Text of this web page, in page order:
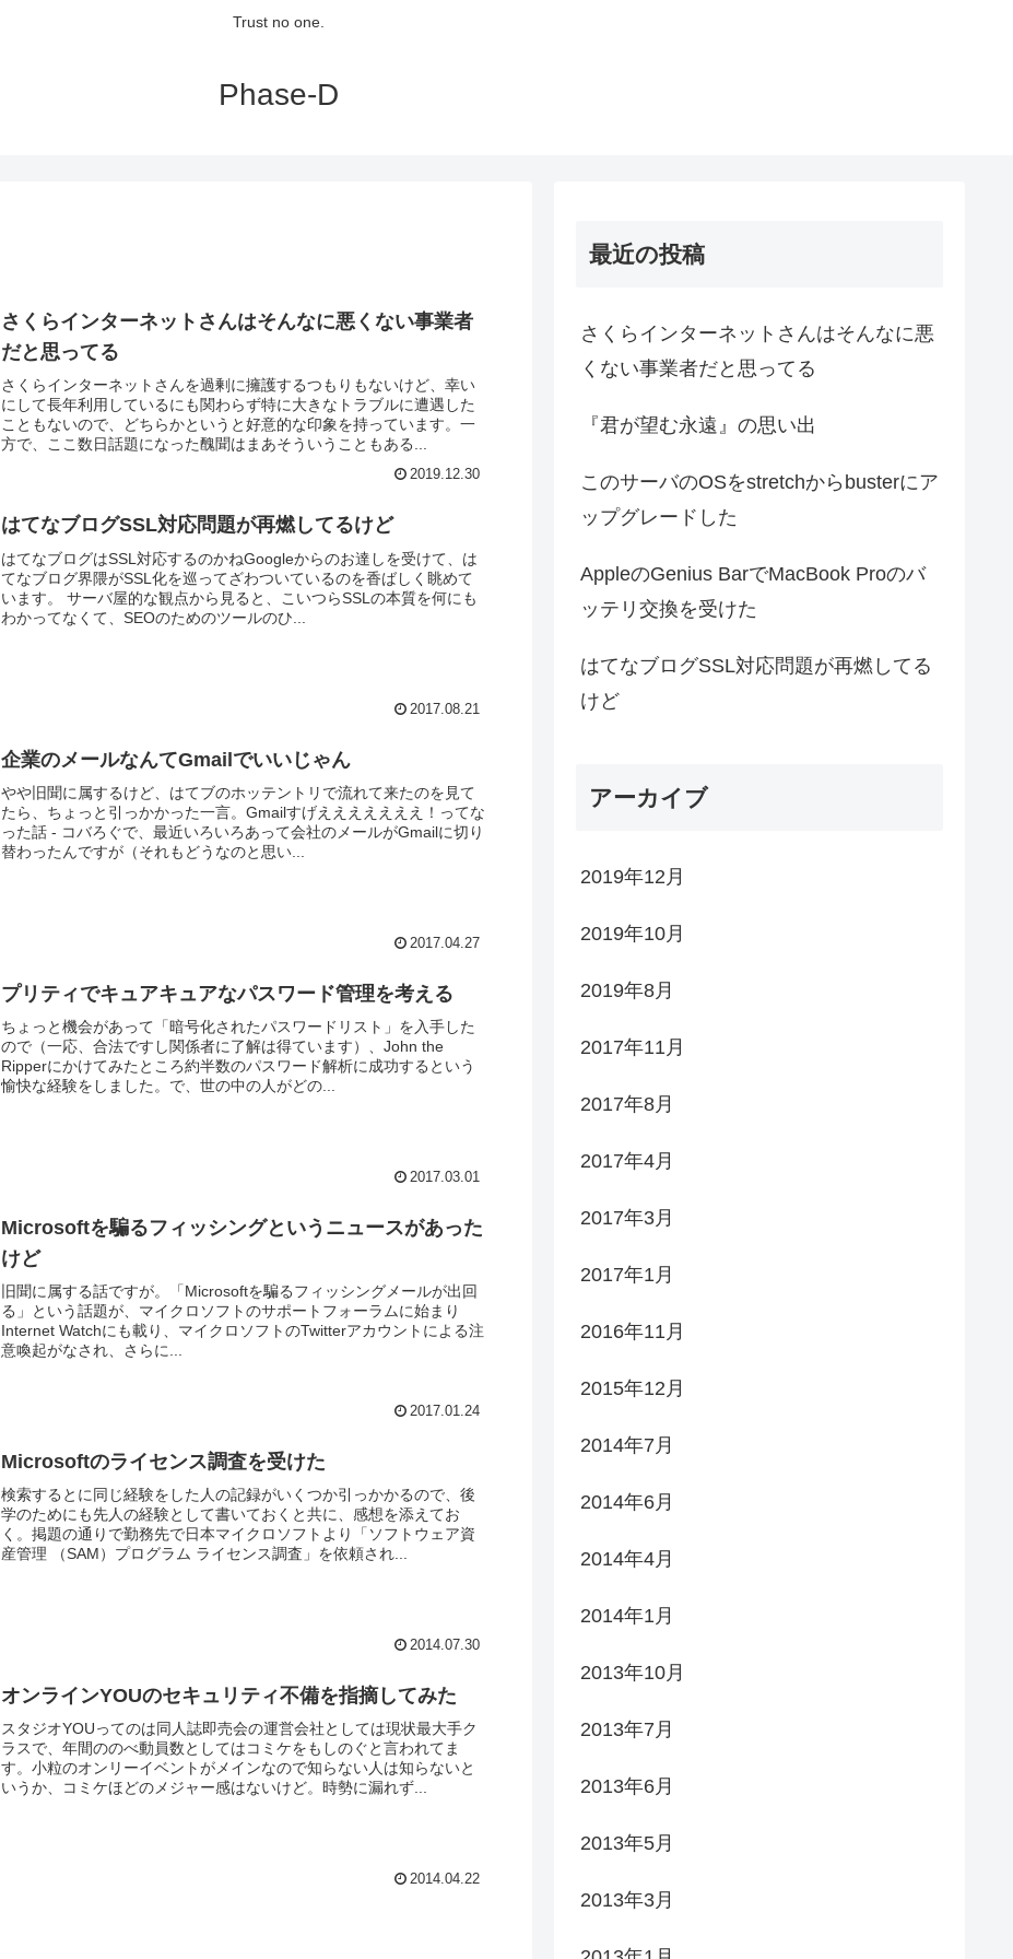
Trust no one.
Phase-D
さくらインターネットさんはそんなに悪くない事業者
だと思ってる
さくらインターネットさんを過剰に擁護するつもりもないけど、幸い
にして長年利用しているにも関わらず特に大きなトラブルに遭遇した
こともないので、どちらかというと好意的な印象を持っています。一
方で、ここ数日話題になった醜聞はまあそういうこともある...
2019.12.30
はてなブログSSL対応問題が再燃してるけど
はてなブログはSSL対応するのかねGoogleからのお達しを受けて、は
てなブログ界隈がSSL化を巡ってざわついているのを香ばしく眺めて
います。 サーバ屋的な観点から見ると、こいつらSSLの本質を何にも
わかってなくて、SEOのためのツールのひ...
2017.08.21
企業のメールなんてGmailでいいじゃん
やや旧聞に属するけど、はてブのホッテントリで流れて来たのを見て
たら、ちょっと引っかかった一言。Gmailすげえええええええ！ってな
った話 - コバろぐで、最近いろいろあって会社のメールがGmailに切り
替わったんですが（それもどうなのと思い...
2017.04.27
プリティでキュアキュアなパスワード管理を考える
ちょっと機会があって「暗号化されたパスワードリスト」を入手した
ので（一応、合法ですし関係者に了解は得ています）、John the
Ripperにかけてみたところ約半数のパスワード解析に成功するという
愉快な経験をしました。で、世の中の人がどの...
2017.03.01
Microsoftを騙るフィッシングというニュースがあった
けど
旧聞に属する話ですが。「Microsoftを騙るフィッシングメールが出回
る」という話題が、マイクロソフトのサポートフォーラムに始まり
Internet Watchにも載り、マイクロソフトのTwitterアカウントによる注
意喚起がなされ、さらに...
2017.01.24
Microsoftのライセンス調査を受けた
検索するとに同じ経験をした人の記録がいくつか引っかかるので、後
学のためにも先人の経験として書いておくと共に、感想を添えてお
く。掲題の通りで勤務先で日本マイクロソフトより「ソフトウェア資
産管理 （SAM）プログラム ライセンス調査」を依頼され...
2014.07.30
オンラインYOUのセキュリティ不備を指摘してみた
スタジオYOUってのは同人誌即売会の運営会社としては現状最大手ク
ラスで、年間ののべ動員数としてはコミケをもしのぐと言われてま
す。小粒のオンリーイベントがメインなので知らない人は知らないと
いうか、コミケほどのメジャー感はないけど。時勢に漏れず...
2014.04.22
最近の投稿
さくらインターネットさんはそんなに悪
くない事業者だと思ってる
『君が望む永遠』の思い出
このサーバのOSをstretchからbusterにア
ップグレードした
AppleのGenius BarでMacBook Proのバ
ッテリ交換を受けた
はてなブログSSL対応問題が再燃してる
けど
アーカイブ
2019年12月
2019年10月
2019年8月
2017年11月
2017年8月
2017年4月
2017年3月
2017年1月
2016年11月
2015年12月
2014年7月
2014年6月
2014年4月
2014年1月
2013年10月
2013年7月
2013年6月
2013年5月
2013年3月